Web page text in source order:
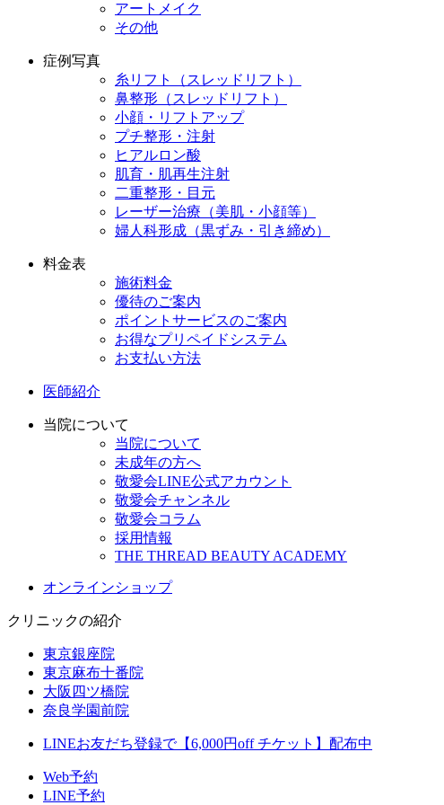
アートメイク
その他
症例写真
糸リフト（スレッドリフト）
鼻整形（スレッドリフト）
小顔・リフトアップ
プチ整形・注射
ヒアルロン酸
肌育・肌再生注射
二重整形・目元
レーザー治療（美肌・小顔等）
婦人科形成（黒ずみ・引き締め）
料金表
施術料金
優待のご案内
ポイントサービスのご案内
お得なプリペイドシステム
お支払い方法
医師紹介
当院について
当院について
未成年の方へ
敬愛会LINE公式アカウント
敬愛会チャンネル
敬愛会コラム
採用情報
THE THREAD BEAUTY ACADEMY
オンラインショップ
クリニックの紹介
東京銀座院
東京麻布十番院
大阪四ツ橋院
奈良学園前院
LINEお友だち登録で【6,000円off チケット】配布中
Web予約
LINE予約